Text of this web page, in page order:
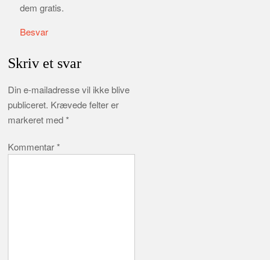
dem gratis.
Besvar
Skriv et svar
Din e-mailadresse vil ikke blive
publiceret. Krævede felter er
markeret med*
Kommentar*